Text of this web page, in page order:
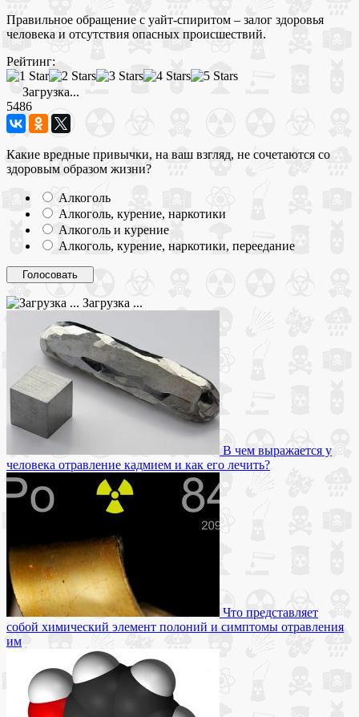
Правильное обращение с уайт-спиритом – залог здоровья
человека и отсутствия опасных происшествий.
Рейтинг:
Загрузка...
5486
Какие вредные привычки, на ваш взгляд, не сочетаются со
здоровым образом жизни?
Алкоголь
Алкоголь, курение, наркотики
Алкоголь и курение
Алкоголь, курение, наркотики, переедание
Загрузка ...
В чем выражается у
человека отравление кадмием и как его лечить?
Что представляет
собой химический элемент полоний и симптомы отравления
им